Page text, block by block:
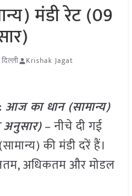
मंडी रेट (09
Krishak Jagat
आज का धान (सामान्य)
– नीचे दी गई
की मंडी दरें हैं।
अधिकतम और मोडल